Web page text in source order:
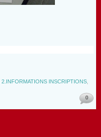
2.INFORMATIONS INSCRIPTIONS
0